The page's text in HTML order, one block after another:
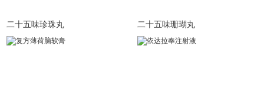
二十五味珍珠丸 二十五味珊瑚丸